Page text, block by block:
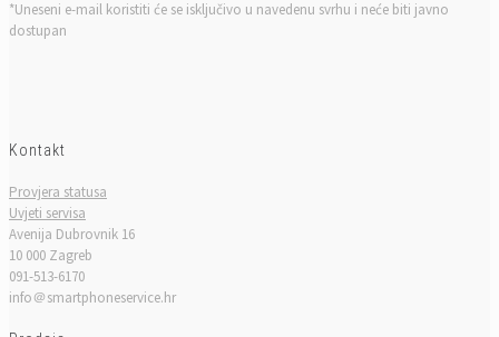
*Uneseni e-mail koristiti će se isključivo u navedenu svrhu i neće biti javno
dostupan
Kontakt
Provjera statusa
Uvjeti servisa
Avenija Dubrovnik 16
10 000 Zagreb
091-513-6170
info＠smartphoneservice.hr